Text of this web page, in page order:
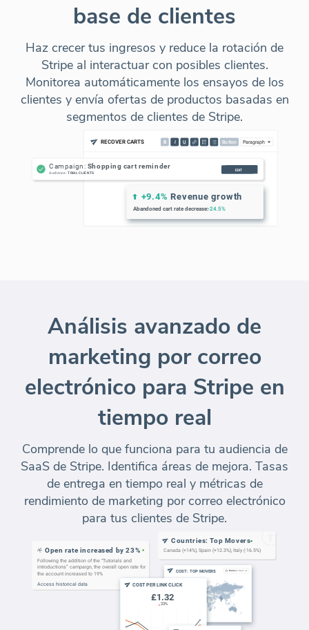
base de clientes
Haz crecer tus ingresos y reduce la rotación de
Stripe al interactuar con posibles clientes.
Monitorea automáticamente los ensayos de los
clientes y envía ofertas de productos basadas en
segmentos de clientes de Stripe.
Análisis avanzado de
marketing por correo
electrónico para Stripe en
tiempo real
Comprende lo que funciona para tu audiencia de
SaaS de Stripe. Identifica áreas de mejora. Tasas
de entrega en tiempo real y métricas de
rendimiento de marketing por correo electrónico
para tus clientes de Stripe.